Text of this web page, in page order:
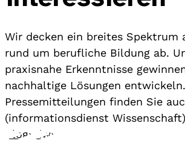
Wir decken ein breites Spektrum
rund um berufliche Bildung ab.
praxisnahe Erkenntnisse
nachhaltige Lösungen
Pressemitteilungen finden Sie
(informationsdienst Wissenschaft)
Blog› idw›